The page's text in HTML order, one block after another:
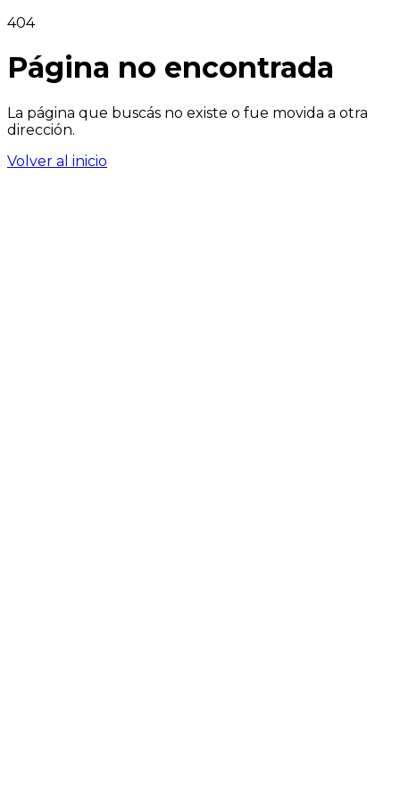
404
Página no encontrada
La página que buscás no existe o fue movida a otra
dirección.
Volver al inicio